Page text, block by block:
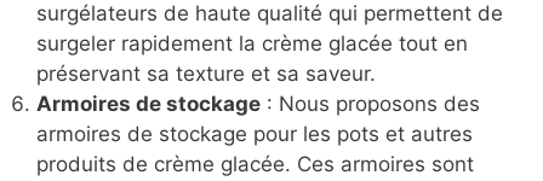
surgélateurs de haute qualité qui permettent de
surgeler rapidement la crème glacée tout en
préservant sa texture et sa saveur.
Armoires de stockage : Nous proposons des
armoires de stockage pour les pots et autres
produits de crème glacée. Ces armoires sont